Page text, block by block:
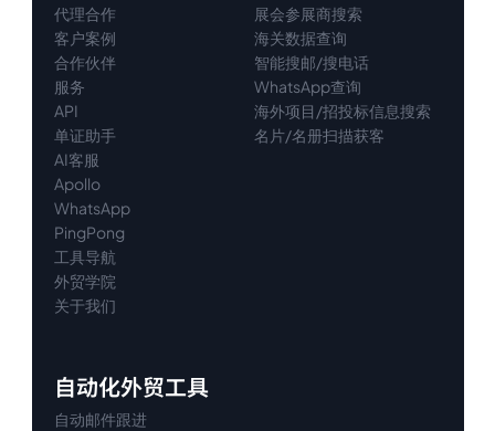
代理合作
客户案例
合作伙伴
服务
API
单证助手
AI客服
Apollo
WhatsApp
PingPong
工具导航
外贸学院
关于我们
展会参展商搜索
海关数据查询
智能搜邮/搜电话
WhatsApp查询
海外项目/招投标信息搜索
名片/名册扫描获客
自动化外贸工具
自动邮件跟进